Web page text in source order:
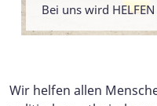
Bei uns wird
Wir helfen allen